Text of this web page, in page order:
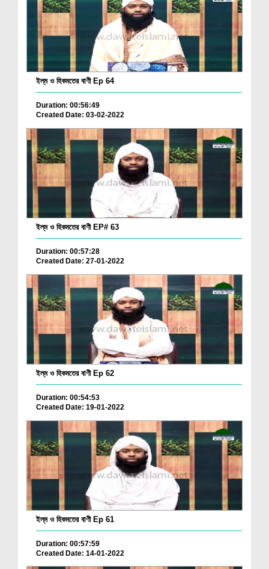
ইল্‌ম ও হিকমতের বাণী Ep 64
Duration: 00:56:49
Created Date: 03-02-2022
ইল্‌ম ও হিকমতের বাণী EP# 63
Duration: 00:57:28
Created Date: 27-01-2022
ইল্‌ম ও হিকমতের বাণী Ep 62
Duration: 00:54:53
Created Date: 19-01-2022
ইল্‌ম ও হিকমতের বাণী Ep 61
Duration: 00:57:59
Created Date: 14-01-2022